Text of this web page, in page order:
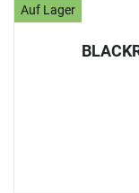
Auf Lager